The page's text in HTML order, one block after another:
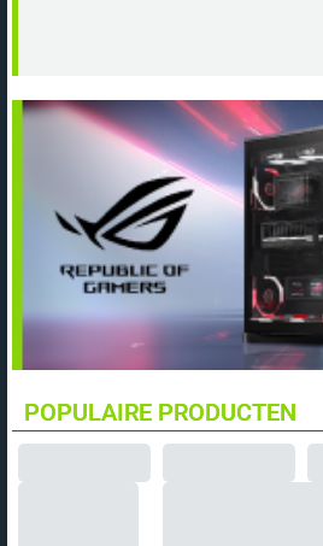
POPULAIRE PRODUCTEN